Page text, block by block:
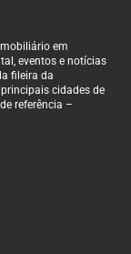
em
eventos e notícias
fileira da
cidades de
referência –